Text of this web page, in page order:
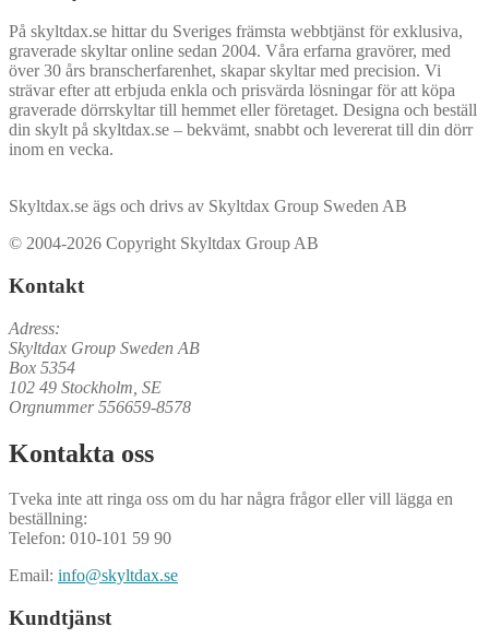
På skyltdax.se hittar du Sveriges främsta webbtjänst för exklusiva,
graverade skyltar online sedan 2004. Våra erfarna gravörer, med
över 30 års branscherfarenhet, skapar skyltar med precision. Vi
strävar efter att erbjuda enkla och prisvärda lösningar för att köpa
graverade dörrskyltar till hemmet eller företaget. Designa och beställ
din skylt på skyltdax.se – bekvämt, snabbt och levererat till din dörr
inom en vecka.
Skyltdax.se ägs och drivs av Skyltdax Group Sweden AB
© 2004-2026 Copyright Skyltdax Group AB
Kontakt
Adress:
Skyltdax Group Sweden AB
Box 5354
102 49 Stockholm, SE
Orgnummer 556659-8578
Kontakta oss
Tveka inte att ringa oss om du har några frågor eller vill lägga en
beställning:
Telefon: 010-101 59 90
Email: info@skyltdax.se
Kundtjänst